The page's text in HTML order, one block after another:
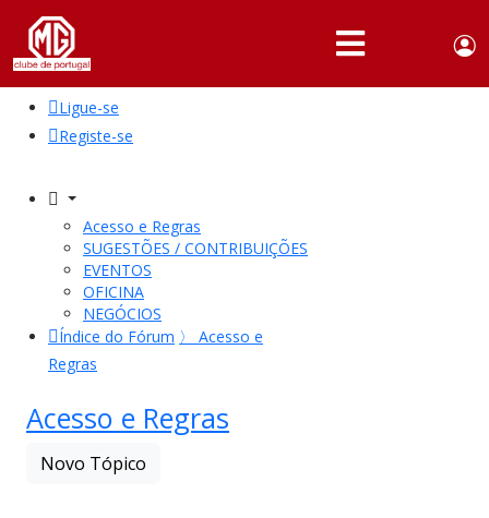
Portuguese,
English
QUEM
SOMOS
ATIVIDADES
NOTÍCIAS
FÓRUM
MARCA
Ligue-se
Registe-se
Acesso e Regras
SUGESTÕES / CONTRIBUIÇÕES
EVENTOS
OFICINA
NEGÓCIOS
Índice do Fórum 〉
Acesso e
Regras
Acesso e Regras
Novo Tópico